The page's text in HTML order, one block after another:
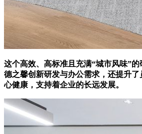
这个高效、高标准且充满“城市风味”
德之馨创新研发与办公需求，还提升
心健康，支持着企业的长远发展。